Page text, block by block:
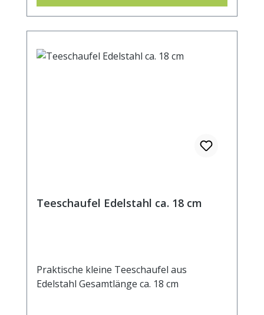
Teeschaufel Edelstahl ca. 18 cm
Praktische kleine Teeschaufel aus
Edelstahl Gesamtlänge ca. 18 cm